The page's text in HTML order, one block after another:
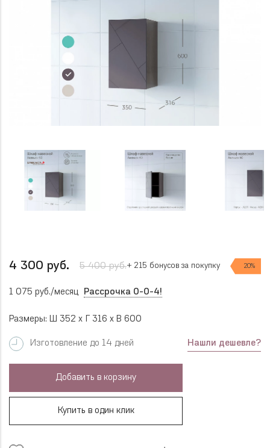
4 300 руб. 5 400 руб. 20%
+ 215 бонусов за покупку
1 075 руб./месяц Рассрочка 0-0-4!
Размеры: Ш 352 x Г 316 x В 600
Изготовление до 14 дней Нашли дешевле?
Добавить в корзину
Купить в один клик